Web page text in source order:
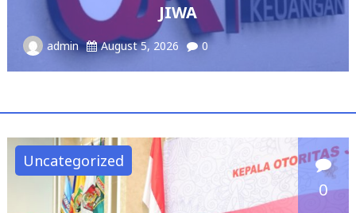
Polresta Bandar
admin
Uncategorized
0